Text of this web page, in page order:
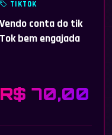
TIKTOK
Vendo conta do tik
Tok bem engajada
R$ 70,00